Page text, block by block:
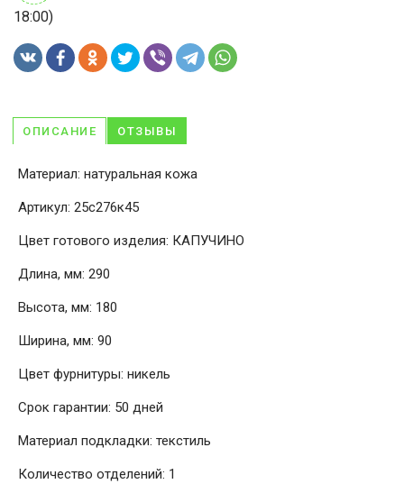
18:00)
ОПИСАНИЕ ОТЗЫВЫ
Материал: натуральная кожа
Артикул: 25с276к45
Цвет готового изделия: КАПУЧИНО
Длина, мм: 290
Высота, мм: 180
Ширина, мм: 90
Цвет фурнитуры: никель
Срок гарантии: 50 дней
Материал подкладки: текстиль
Количество отделений: 1